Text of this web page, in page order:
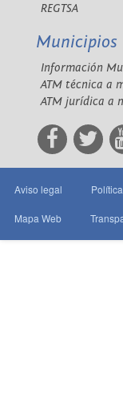
REGTSA
Municipios
Información
ATM técnica a
ATM jurídica a
Aviso legal
Mapa Web